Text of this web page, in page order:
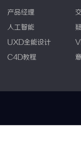
产品经理
人工智能
UXD全能设计
C4D教程